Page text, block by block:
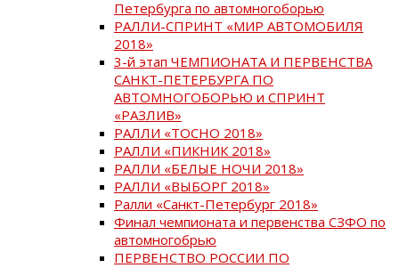
Петербурга по автомногоборью
РАЛЛИ-СПРИНТ «МИР АВТОМОБИЛЯ
2018»
3-й этап ЧЕМПИОНАТА И ПЕРВЕНСТВА
САНКТ-ПЕТЕРБУРГА ПО
АВТОМНОГОБОРЬЮ и СПРИНТ
«РАЗЛИВ»
РАЛЛИ «ТОСНО 2018»
РАЛЛИ «ПИКНИК 2018»
РАЛЛИ «БЕЛЫЕ НОЧИ 2018»
РАЛЛИ «ВЫБОРГ 2018»
Ралли «Санкт-Петербург 2018»
Финал чемпионата и первенства СЗФО по
автомногобрью
ПЕРВЕНСТВО РОССИИ ПО